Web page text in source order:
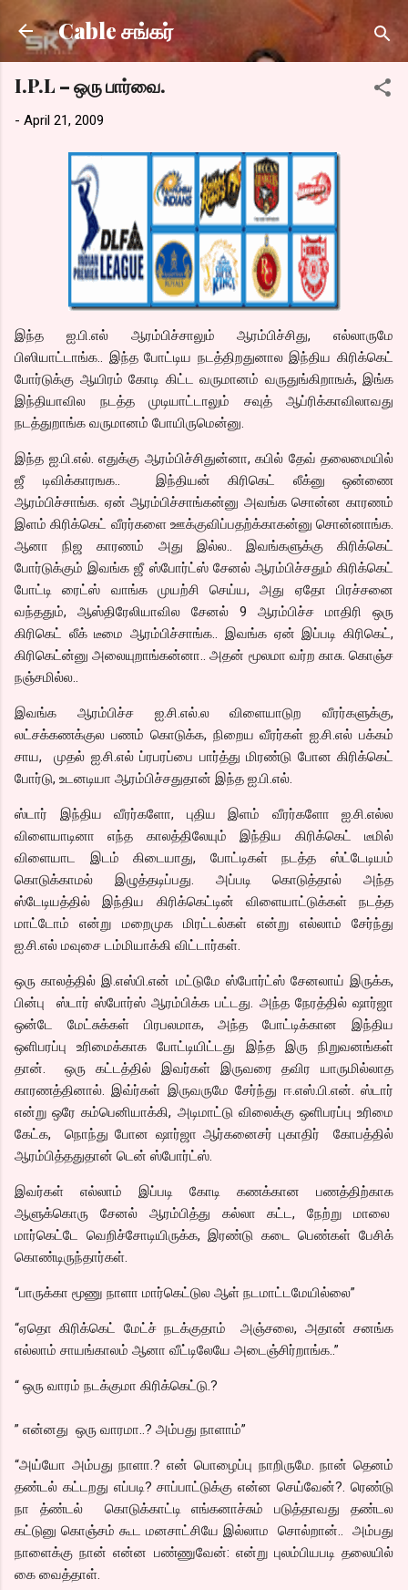
Skip to main content
Cable சங்கர்
I.P.L – ஒரு பார்வை.
- April 21, 2009
இந்த ஐ.பி.எல் ஆரம்பிச்சாலும் ஆரம்பிச்சிது, எல்லாருமே
பிஸியாட்டாங்க.. இந்த போட்டிய நடத்திறதுனால இந்திய கிரிக்கெட்
போர்டுக்கு ஆயிரம் கோடி கிட்ட வருமானம் வருதுங்கிறாஙக், இங்க
இந்தியாவில நடத்த முடியாட்டாலும் சவுத் ஆப்ரிக்காவிலாவது
நடத்துறாங்க வருமானம் போயிருமென்னு.
இந்த ஐ.பி.எல். எதுக்கு ஆரம்பிச்சிதுன்னா, கபில் தேவ் தலைமையில்
ஜீ டிவிக்காரஙக.. இந்தியன் கிரிகெட் லீக்னு ஒன்ணை
ஆரம்பிச்சாங்க. ஏன் ஆரம்பிச்சாங்கன்னு அவங்க சொன்ன காரணம்
இளம் கிரிக்கெட் வீரர்களை ஊக்குவிப்பதற்க்காகன்னு சொன்னாங்க.
ஆனா நிஜ காரணம் அது இல்ல.. இவங்களுக்கு கிரிக்கெட்
போர்டுக்கும் இவங்க ஜீ ஸ்போர்ட்ஸ் சேனல் ஆரம்பிச்சதும் கிரிக்கெட்
போட்டி ரைட்ஸ் வாங்க முயற்சி செய்ய, அது ஏதோ பிரச்சனை
வந்ததும், ஆஸ்திரேலியாவில சேனல் 9 ஆரம்பிச்ச மாதிரி ஒரு
கிரிகெட் லீக் டீமை ஆரம்பிச்சாங்க.. இவங்க ஏன் இப்படி கிரிகெட்,
கிரிகெட்ன்னு அலையுறாங்கன்னா.. அதன் மூலமா வர்ற காசு. கொஞ்ச
நஞ்சமில்ல..
இவங்க ஆரம்பிச்ச ஐ.சி.எல்.ல விளையாடுற வீரர்களுக்கு,
லட்சக்கணக்குல பணம் கொடுக்க, நிறைய வீரர்கள் ஐ.சி.எல் பக்கம்
சாய, முதல் ஐ.சி.எல் ப்ரபரப்பை பார்த்து மிரண்டு போன கிரிக்கெட்
போர்டு, உடனடியா ஆரம்பிச்சதுதான் இந்த ஐ.பி.எல்.
ஸ்டார் இந்திய வீரர்களோ, புதிய இளம் வீரர்களோ ஐ.சி.எல்ல
விளையாடினா எந்த காலத்திலேயும் இந்திய கிரிக்கெட் டீமில்
விளையாட இடம் கிடையாது, போட்டிகள் நடத்த ஸ்ட்டேடியம்
கொடுக்காமல் இழுத்தடிப்பது. அப்படி கொடுத்தால் அந்த
ஸ்டேடியத்தில் இந்திய கிரிக்கெட்டின் விளையாட்டுக்கள் நடத்த
மாட்டோம் என்று மறைமுக மிரட்டல்கள் என்று எல்லாம் சேர்ந்து
ஐ.சி.எல் மவுசை டம்மியாக்கி விட்டார்கள்.
ஒரு காலத்தில் இ.எஸ்பி.என் மட்டுமே ஸ்போர்ட்ஸ் சேனலாய் இருக்க,
பின்பு ஸ்டார் ஸ்போர்ஸ் ஆரம்பிக்க பட்டது. அந்த நேரத்தில் ஷார்ஜா
ஒன்டே மேட்சுக்கள் பிரபலமாக, அந்த போட்டிக்கான இந்திய
ஒளிபரப்பு உரிமைக்காக போட்டியிட்டது இந்த இரு நிறுவனங்கள்
தான். ஒரு கட்டத்தில் இவர்கள் இருவரை தவிர யாருமில்லாத
காரணத்தினால். இவ்ர்கள் இருவருமே சேர்ந்து ஈ.எஸ்.பி.என். ஸ்டார்
என்று ஒரே கம்பெனியாக்கி, அடிமாட்டு விலைக்கு ஒளிபரப்பு உரிமை
கேட்க, நொந்து போன ஷார்ஜா ஆர்கனைசர் புகாதிர் கோபத்தில்
ஆரம்பித்ததுதான் டென் ஸ்போர்ட்ஸ்.
இவர்கள் எல்லாம் இப்படி கோடி கணக்கான பணத்திற்காக
ஆளுக்கொரு சேனல் ஆரம்பித்து கல்லா கட்ட, நேற்று மாலை
மார்கெட்டே வெறிச்சோடியிருக்க, இரண்டு கடை பெண்கள் பேசிக்
கொண்டிருந்தார்கள்.
“பாருக்கா மூணு நாளா மார்கெட்டுல ஆள் நடமாட்டமேயில்லை”
“ஏதொ கிரிக்கெட் மேட்ச் நடக்குதாம் அஞ்சலை, அதான் சனங்க
எல்லாம் சாயங்காலம் ஆனா வீட்டிலேயே அடைஞ்சிர்றாங்க..”
“ ஒரு வாரம் நடக்குமா கிரிக்கெட்டு.?
” என்னது ஒரு வாரமா..? அம்பது நாளாம்”
“அய்யோ அம்பது நாளா.? என் பொழைப்பு நாறிருமே. நான் தெனம்
தண்டல் கட்டறது எப்படி? சாப்பாட்டுக்கு என்ன செய்வேன்?. ரெண்டு
நா த்ண்டல் கொடுக்காட்டி எங்கனாச்சும் படுத்தாவது தண்டல
கட்டுனு கொஞ்சம் கூட மனசாட்சியே இல்லாம சொல்றான்.. அம்பது
நாளைக்கு நான் என்ன பண்ணுவேன்: என்று புலம்பியபடி தலையில்
கை வைத்தாள்.